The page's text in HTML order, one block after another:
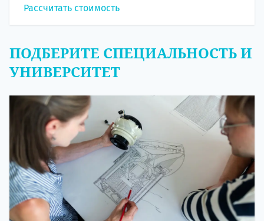
Рассчитать стоимость
ПОДБЕРИТЕ СПЕЦИАЛЬНОСТЬ И
УНИВЕРСИТЕТ